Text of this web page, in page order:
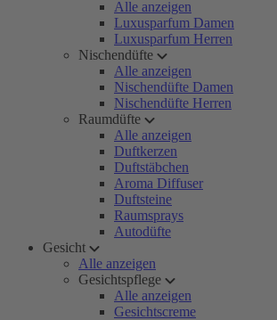
Alle anzeigen
Luxusparfum Damen
Luxusparfum Herren
Nischendüfte
Alle anzeigen
Nischendüfte Damen
Nischendüfte Herren
Raumdüfte
Alle anzeigen
Duftkerzen
Duftstäbchen
Aroma Diffuser
Duftsteine
Raumsprays
Autodüfte
Gesicht
Alle anzeigen
Gesichtspflege
Alle anzeigen
Gesichtscreme